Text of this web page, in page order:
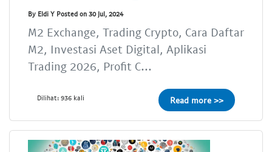
By Eldi Y Posted on 30 Jul, 2024
M2 Exchange, Trading Crypto, Cara Daftar
M2, Investasi Aset Digital, Aplikasi
Trading 2026, Profit C...
Dilihat: 936 kali Read more >>